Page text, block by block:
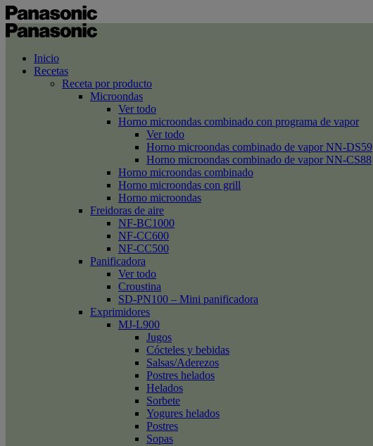
Inicio
Recetas
Receta por producto
Microondas
Ver todo
Horno microondas combinado con programa de vapor
Ver todo
Horno microondas combinado de vapor NN-DS59
Horno microondas combinado de vapor NN-CS88
Horno microondas combinado
Horno microondas con grill
Horno microondas
Freidoras de aire
NF-BC1000
NF-CC600
NF-CC500
Panificadora
Ver todo
Croustina
SD-PN100 – Mini panificadora
Exprimidores
MJ-L900
Jugos
Cócteles y bebidas
Salsas/Aderezos
Postres helados
Helados
Sorbete
Yogures helados
Postres
Sopas